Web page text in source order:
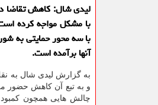
لیدی شال: كاهش تقاضا
با مشكل مواجه كرده
با سه محور حمایتی به
آنها برآمده است.
به گزارش لیدی شال به
و به تبع آن كاهش حضور
چالش هایی همچون